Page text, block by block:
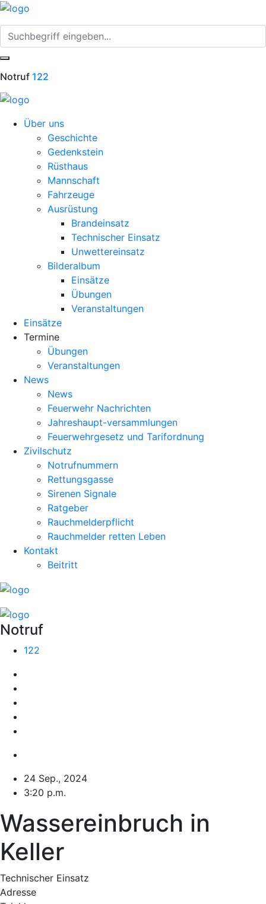
Notruf 122
Über uns
Geschichte
Gedenkstein
Rüsthaus
Mannschaft
Fahrzeuge
Ausrüstung
Brandeinsatz
Technischer Einsatz
Unwettereinsatz
Bilderalbum
Einsätze
Übungen
Veranstaltungen
Einsätze
Termine
Übungen
Veranstaltungen
News
News
Feuerwehr Nachrichten
Jahreshaupt-versammlungen
Feuerwehrgesetz und Tarifordnung
Zivilschutz
Notrufnummern
Rettungsgasse
Sirenen Signale
Ratgeber
Rauchmelderpflicht
Rauchmelder retten Leben
Kontakt
Beitritt
Notruf
122
24 Sep., 2024
3:20 p.m.
Wassereinbruch in
Keller
Technischer Einsatz
Adresse